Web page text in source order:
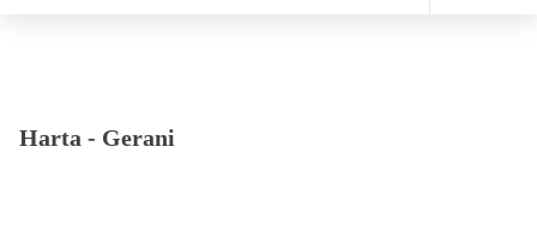
Harta - Gerani